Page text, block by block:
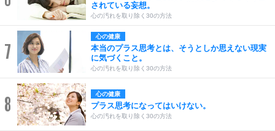
されている妄想。
心の汚れを取り除く30の方法
7
心の健康
本当のプラス思考とは、そうとしか思えない現実
に気づくこと。
心の汚れを取り除く30の方法
8 心の健康
プラス思考になってはいけない。
心の汚れを取り除く30の方法